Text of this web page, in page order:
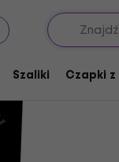
Szaliki Czapki